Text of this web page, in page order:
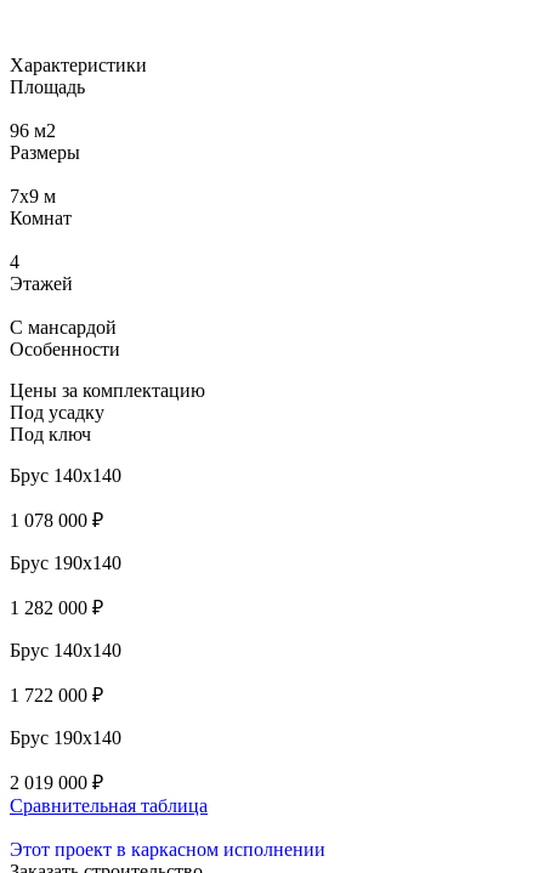
Характеристики
Площадь
96 м2
Размеры
7х9 м
Комнат
4
Этажей
С мансардой
Особенности
Цены за комплектацию
Под усадку
Под ключ
Брус 140x140
1 078 000 ₽
Брус 190x140
1 282 000 ₽
Брус 140x140
1 722 000 ₽
Брус 190x140
2 019 000 ₽
Сравнительная таблица
Этот проект в каркасном исполнении